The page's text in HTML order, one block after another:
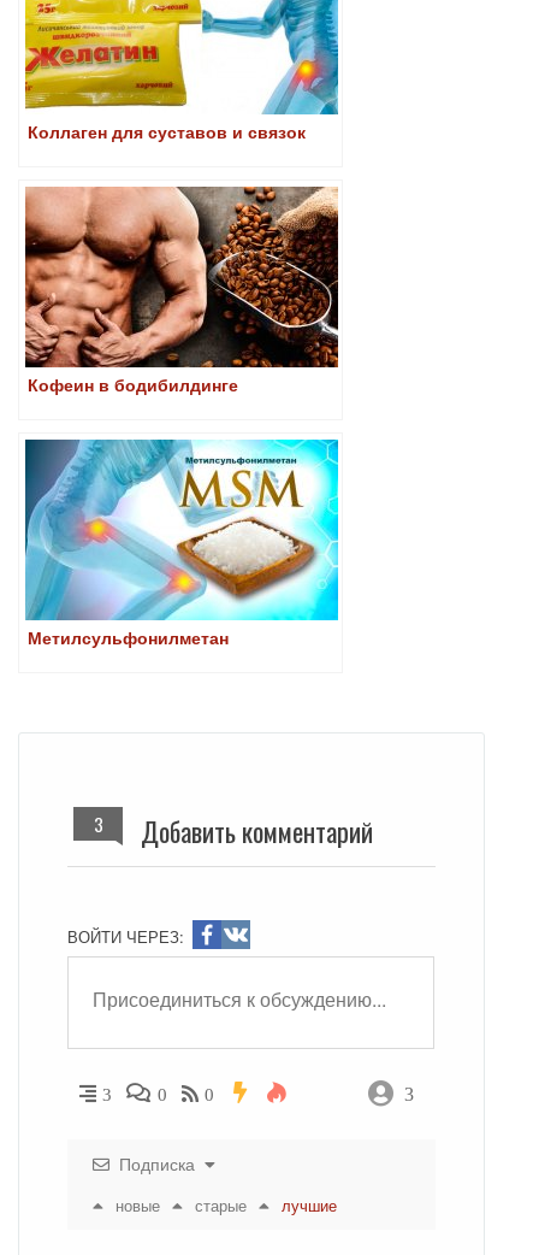
Коллаген для суставов и связок
Кофеин в бодибилдинге
Метилсульфонилметан
3 Добавить комментарий
ВОЙТИ ЧЕРЕЗ:
3 0 0 3
Подписка
новые старые лучшие